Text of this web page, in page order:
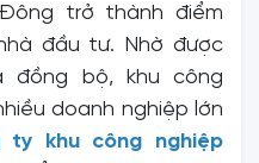
trở thành điểm
đầu tư. Nhờ được
đồng bộ, khu công
doanh nghiệp lớn
ty khu công nghiệp